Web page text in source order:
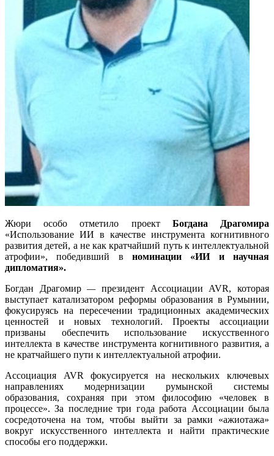
Жюри особо отметило проектБогдана Драгомира
«Использование ИИ в качестве инструмента когнитивного
развития детей, а не как кратчайший путь к интеллектуальной
атрофии», победивший в номинации «ИИ и научная
дипломатия».
Богдан Драгомир—президент Ассоциации AVR, которая
выступает катализатором реформы образования в Румынии,
фокусируясь на пересечении традиционных академических
ценностей и новых технологий. Проекты ассоциации
призваны обеспечить использование искусственного
интеллекта в качестве инструмента когнитивного развития, а
не кратчайшего пути к интеллектуальной атрофии.
Ассоциация AVR фокусируется на нескольких ключевых
направлениях модернизации румынской системы
образования, сохраняя при этом философию «человек в
процессе». За последние три года работа Ассоциации была
сосредоточена на том, чтобы выйти за рамки «ажиотажа»
вокруг искусственного интеллекта и найти практические
способы его поддержки.